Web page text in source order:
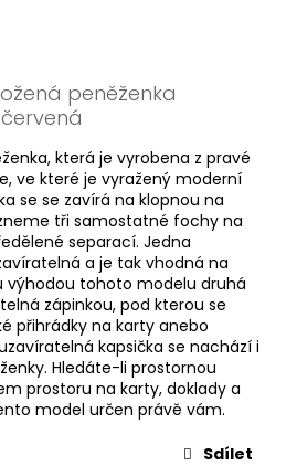
peněženka
která je vyrobena z pravé
ve které je vyražený moderní
se se zavírá na klopnou na
tři samostatné fochy na
separací. Jedna
a je tak vhodná na
výhodou tohoto modelu druhá
zápinkou, pod kterou se
přihrádky na karty anebo
kapsička se nachází i
Hledáte-li prostornou
prostoru na karty, doklady a
model určen právě vám.
Sdílet